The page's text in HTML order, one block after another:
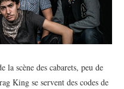
la scène des cabarets, peu de
King se servent des codes de